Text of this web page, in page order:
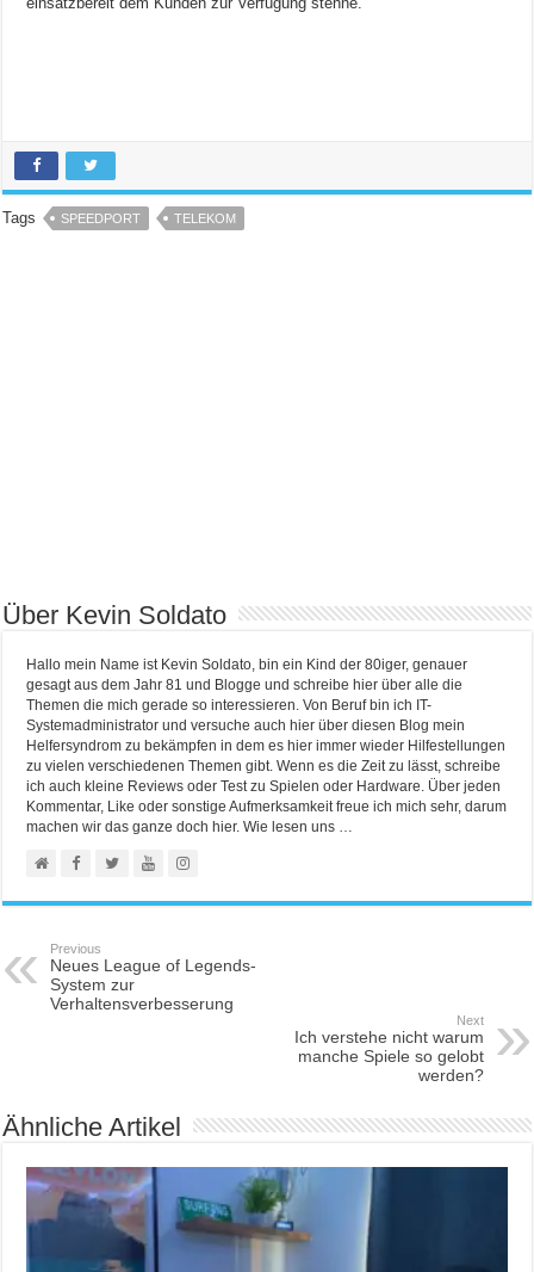
Tags SPEEDPORT TELEKOM
Über Kevin Soldato
Hallo mein Name ist Kevin Soldato, bin ein Kind der 80iger, genauer
gesagt aus dem Jahr 81 und Blogge und schreibe hier über alle die
Themen die mich gerade so interessieren. Von Beruf bin ich IT-
Systemadministrator und versuche auch hier über diesen Blog mein
Helfersyndrom zu bekämpfen in dem es hier immer wieder Hilfestellungen
zu vielen verschiedenen Themen gibt. Wenn es die Zeit zu lässt, schreibe
ich auch kleine Reviews oder Test zu Spielen oder Hardware. Über jeden
Kommentar, Like oder sonstige Aufmerksamkeit freue ich mich sehr, darum
machen wir das ganze doch hier. Wie lesen uns …
Previous
Neues League of Legends-
System zur
Verhaltensverbesserung
Next
Ich verstehe nicht warum
manche Spiele so gelobt
werden?
Ähnliche Artikel